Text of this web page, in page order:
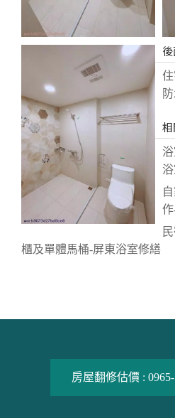
櫃及單體馬桶-屏東浴室修繕
房屋翻修估價 :